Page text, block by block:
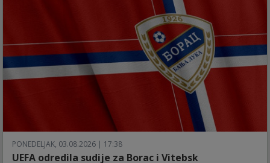
PONEDELJAK, 03.08.2026 | 17:38
UEFA odredila sudije za Borac i Vitebsk